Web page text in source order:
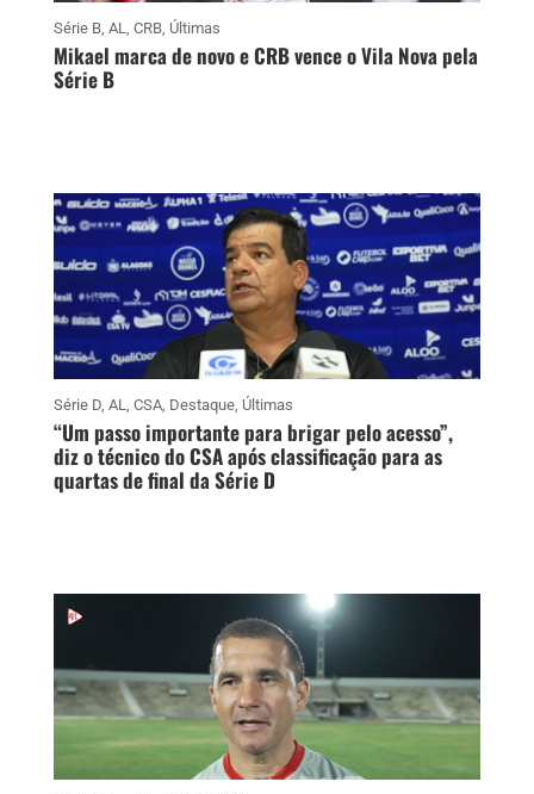
Série B, AL CRB, Últimas
Mikael marca de novo e CRB vence o Vila Nova pela
Série B
Série D, AL CSA, Destaque, Últimas
“Um passo importante para brigar pelo acesso”,
diz o técnico do CSA após classificação para as
quartas de final da Série D